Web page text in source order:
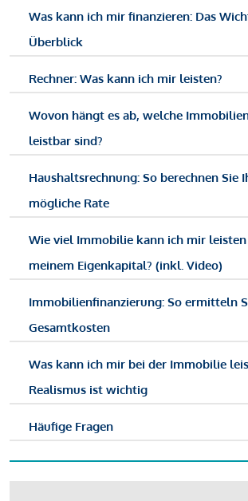
Was kann ich mir finanzieren: Das
Überblick
Rechner: Was kann ich mir leisten?
Wovon hängt es ab, welche
leistbar sind?
Haushaltsrechnung: So berechnen Sie
mögliche Rate
Wie viel Immobilie kann ich mir
meinem Eigenkapital? (inkl. Video)
Immobilienfinanzierung: So ermitteln
Gesamtkosten
Was kann ich mir bei der Immobilie
Realismus ist wichtig
Häufige Fragen